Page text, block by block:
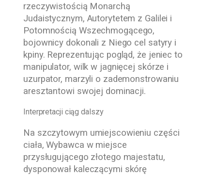
rzeczywistością Monarchą
Judaistycznym, Autorytetem z Galilei i
Potomnością Wszechmogącego,
bojownicy dokonali z Niego cel satyry i
kpiny. Reprezentując pogląd, że jeniec to
manipulator, wilk w jagnięcej skórze i
uzurpator, marzyli o zademonstrowaniu
aresztantowi swojej dominacji.
Interpretacji ciąg dalszy
Na szczytowym umiejscowieniu części
ciała, Wybawca w miejsce
przysługującego złotego majestatu,
dysponował kaleczącymi skórę